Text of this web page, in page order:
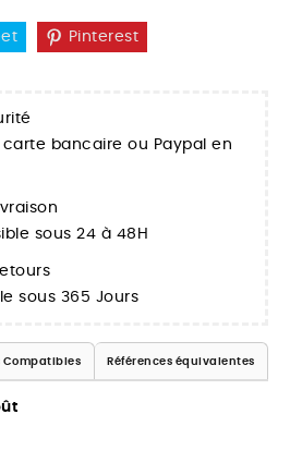
Pinterest
carte bancaire ou Paypal en
sous 24 à 48H
sous 365 Jours
Compatibles Références équivalentes